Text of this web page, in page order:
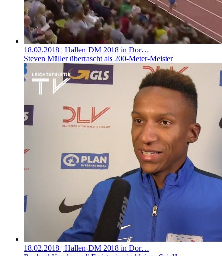
18.02.2018 | Hallen-DM 2018 in Dor…
Steven Müller überrascht als 200-Meter-Meister
18.02.2018 | Hallen-DM 2018 in Dor…